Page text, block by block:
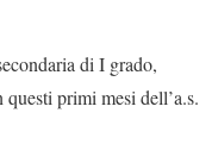
di I grado,
primi mesi dell’a.s.